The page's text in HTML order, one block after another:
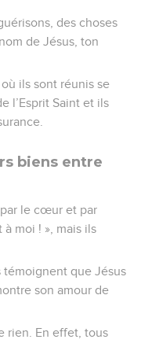
des choses
de Jésus, ton
ils sont réunis se
l’Esprit Saint et ils
biens entre
le cœur et par
à moi ! », mais ils
témoignent que Jésus
son amour de
rien. En effet, tous